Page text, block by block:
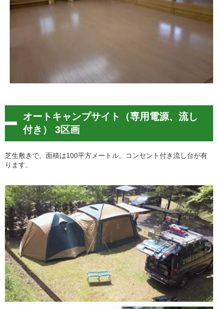
オートキャンプサイト（専用電源、流し
付き） 3区画
芝生敷きで、面積は100平方メートル。コンセント付き流し台が有
ります。